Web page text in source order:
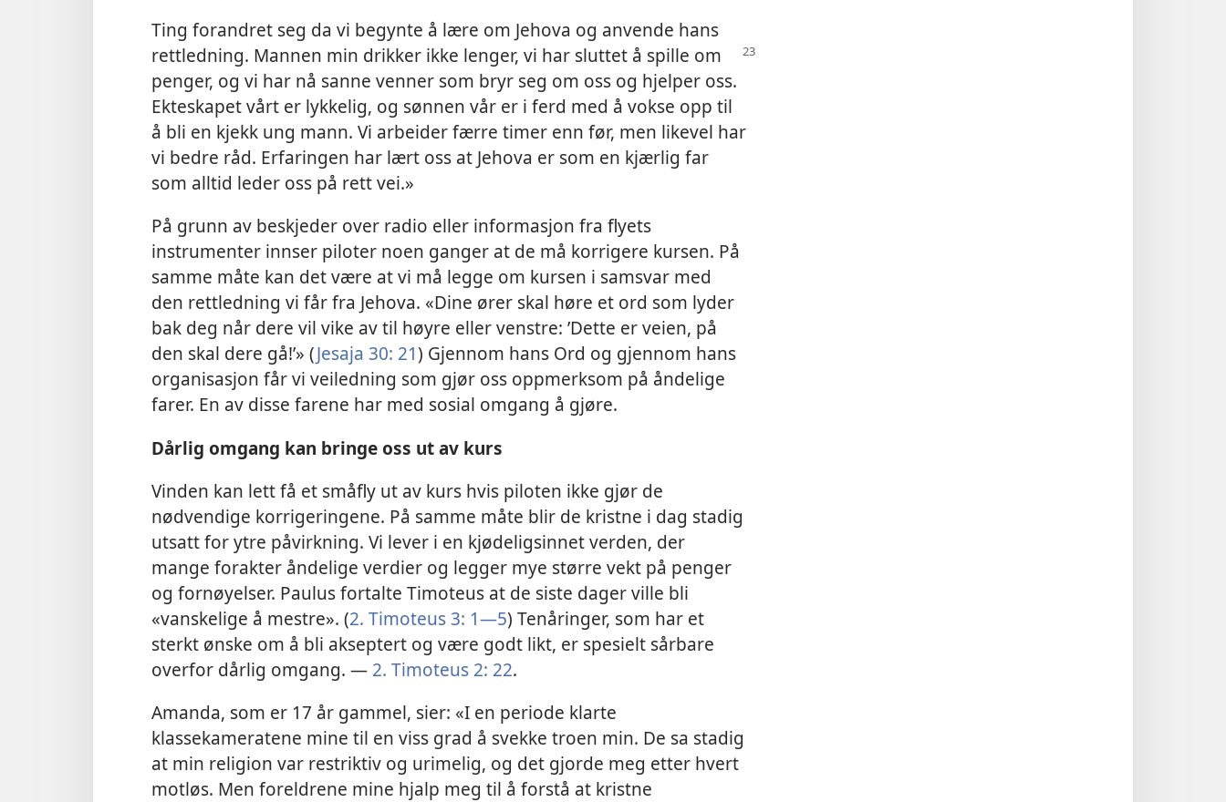
Ting forandret seg da vi begynte å lære om Jehova og anvende hans
rettledning. Mannen min drikker ikke lenger, vi har sluttet å spille om
penger, og vi har nå sanne venner som bryr seg om oss og hjelper oss.
Ekteskapet vårt er lykkelig, og sønnen vår er i ferd med å vokse opp til
å bli en kjekk ung mann. Vi arbeider færre timer enn før, men likevel har
vi bedre råd. Erfaringen har lært oss at Jehova er som en kjærlig far
som alltid leder oss på rett vei.»
På grunn av beskjeder over radio eller informasjon fra flyets
instrumenter innser piloter noen ganger at de må korrigere kursen. På
samme måte kan det være at vi må legge om kursen i samsvar med
den rettledning vi får fra Jehova. «Dine ører skal høre et ord som lyder
bak deg når dere vil vike av til høyre eller venstre: ’Dette er veien, på
den skal dere gå!’» (Jesaja 30: 21) Gjennom hans Ord og gjennom hans
organisasjon får vi veiledning som gjør oss oppmerksom på åndelige
farer. En av disse farene har med sosial omgang å gjøre.
Dårlig omgang kan bringe oss ut av kurs
Vinden kan lett få et småfly ut av kurs hvis piloten ikke gjør de
nødvendige korrigeringene. På samme måte blir de kristne i dag stadig
utsatt for ytre påvirkning. Vi lever i en kjødeligsinnet verden, der
mange forakter åndelige verdier og legger mye større vekt på penger
og fornøyelser. Paulus fortalte Timoteus at de siste dager ville bli
«vanskelige å mestre». (2. Timoteus 3: 1—5) Tenåringer, som har et
sterkt ønske om å bli akseptert og være godt likt, er spesielt sårbare
overfor dårlig omgang. — 2. Timoteus 2: 22.
Amanda, som er 17 år gammel, sier: «I en periode klarte
klassekameratene mine til en viss grad å svekke troen min. De sa stadig
at min religion var restriktiv og urimelig, og det gjorde meg etter hvert
motløs. Men foreldrene mine hjalp meg til å forstå at kristne